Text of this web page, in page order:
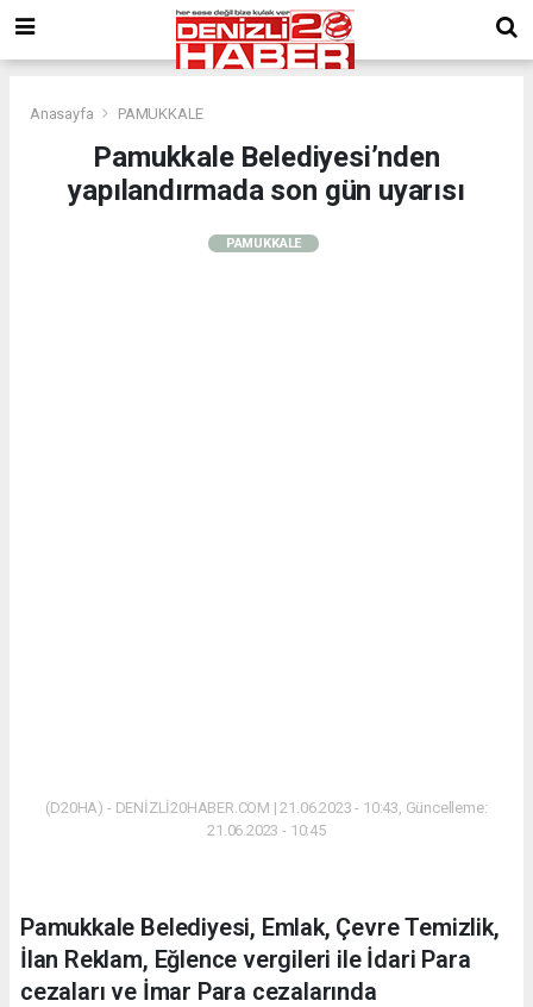
Anasayfa PAMUKKALE
Pamukkale Belediyesi’nden
yapılandırmada son gün uyarısı
PAMUKKALE
(D20HA) - DENİZLİ20HABER.COM | 21.06.2023 - 10:43, Güncelleme:
21.06.2023 - 10:45
Pamukkale Belediyesi, Emlak, Çevre Temizlik,
İlan Reklam, Eğlence vergileri ile İdari Para
cezaları ve İmar Para cezalarında